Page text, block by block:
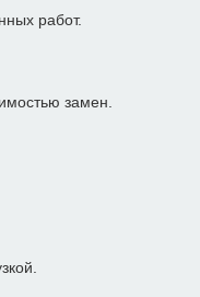
работ.
замен.